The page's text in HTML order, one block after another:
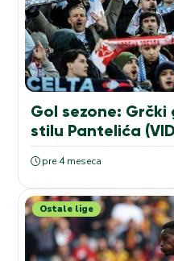
Gol sezone:
stilu Pantelića
pre 4 meseca
Ostale lige